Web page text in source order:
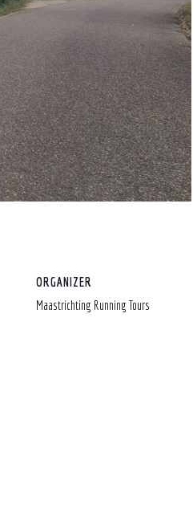
ORGANIZER
Maastrichting Running Tours